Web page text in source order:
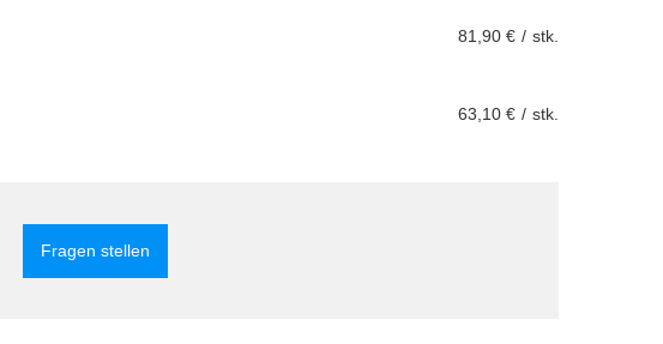
81,90 € / stk.
63,10 € / stk.
Fragen stellen